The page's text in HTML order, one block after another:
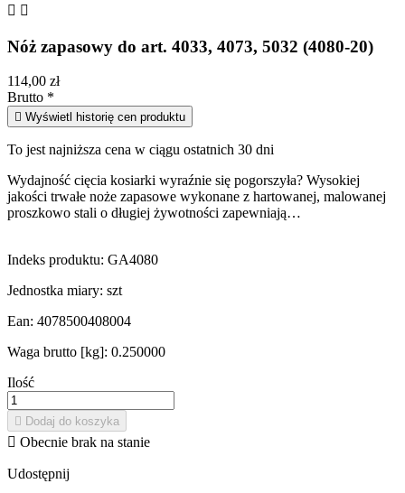
 
Nóż zapasowy do art. 4033, 4073, 5032 (4080-20)
114,00 zł
Brutto *
 Wyświetl historię cen produktu
To jest najniższa cena w ciągu ostatnich 30 dni
Wydajność cięcia kosiarki wyraźnie się pogorszyła? Wysokiej
jakości trwałe noże zapasowe wykonane z hartowanej, malowanej
proszkowo stali o długiej żywotności zapewniają…
Indeks produktu: GA4080
Jednostka miary: szt
Ean: 4078500408004
Waga brutto [kg]: 0.250000
Ilość
 Dodaj do koszyka
 Obecnie brak na stanie
Udostępnij